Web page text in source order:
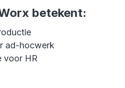
betekent:
ad-hocwerk
voor HR